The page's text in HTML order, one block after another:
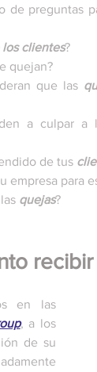
preguntas
los clientes?
quejan?
que las
a culpar
de tus
empresa para
quejas?
en las
, a los
de su